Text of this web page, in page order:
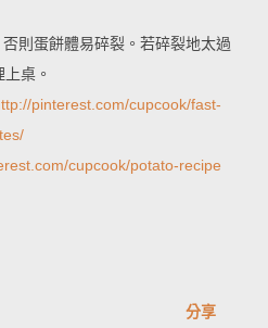
則蛋餅體易碎裂。若碎裂地太過
桌。
pinterest.com/cupcook/fast-
cupcook/potato-recipe
分享